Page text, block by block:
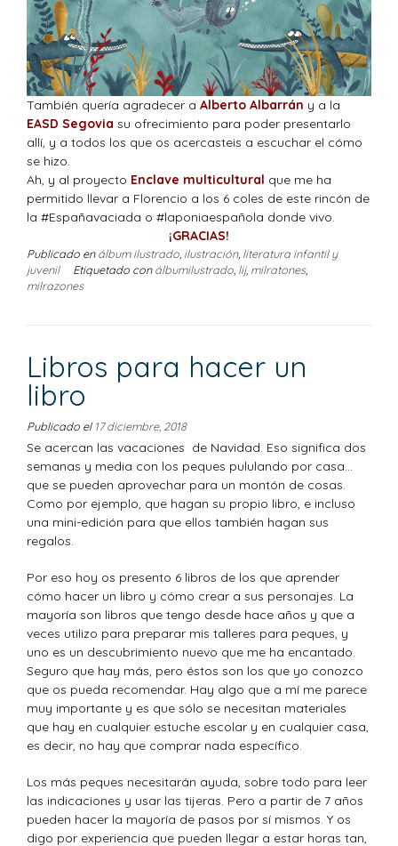
También quería agradecer a Alberto Albarrán y a la
EASD Segovia su ofrecimiento para poder presentarlo
allí, y a todos los que os acercasteis a escuchar el cómo
se hizo.
Ah, y al proyecto Enclave multicultural que me ha
permitido llevar a Florencio a los 6 coles de este rincón de
la #Españavaciada o #laponiaespañola donde vivo.
¡GRACIAS!
Publicado enálbum ilustrado ilustración, literatura infantil y
juvenil
Etiquetado conálbumilustrado lij, milratones,
milrazones
Libros para hacer un
libro
Publicado el 17 diciembre, 2018
Se acercan las vacaciones de Navidad. Eso significa dos
semanas y media con los peques pululando por casa…
que se pueden aprovechar para un montón de cosas.
Como por ejemplo, que hagan su propio libro, e incluso
una mini-edición para que ellos también hagan sus
regalos.
Por eso hoy os presento 6 libros de los que aprender
cómo hacer un libro y cómo crear a sus personajes. La
mayoría son libros que tengo desde hace años y que a
veces utilizo para preparar mis talleres para peques, y
uno es un descubrimiento nuevo que me ha encantado.
Seguro que hay más, pero éstos son los que yo conozco
que os pueda recomendar. Hay algo que a mí me parece
muy importante y es que sólo se necesitan materiales
que hay en cualquier estuche escolar y en cualquier casa,
es decir, no hay que comprar nada específico.
Los más peques necesitarán ayuda, sobre todo para leer
las indicaciones y usar las tijeras. Pero a partir de 7 años
pueden hacer la mayoría de pasos por sí mismos. Y os
digo por experiencia que pueden llegar a estar horas tan,